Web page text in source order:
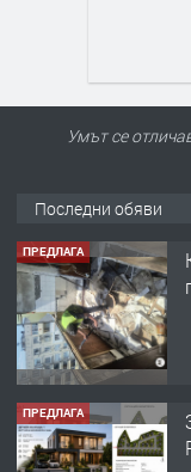
Умът се
Последни обяви
ПРЕДЛАГА
ПРЕДЛАГА